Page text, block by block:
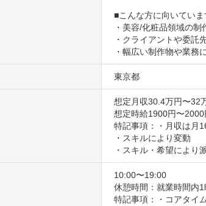
■こんな方に向いていま
・美容/化粧品領域の制
・クライアントや委託
・幅広い制作物や業務
東京都
想定月収30.4万円〜32
想定時給1900円〜2000
特記事項：・月収は月
・スキルにより変動
・スキル・希望により
10:00〜19:00
休憩時間：就業時間内1
特記事項：・コアタイ